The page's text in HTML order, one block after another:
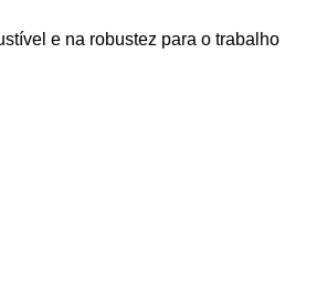
e na robustez para o trabalho